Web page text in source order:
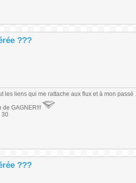
???
les liens qui me rattache aux flux et à mon passé
de GAGNER!!!
30
???